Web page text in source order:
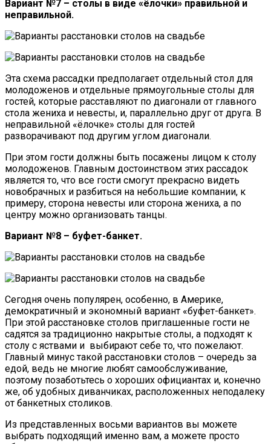
Вариант №7 – столы в виде «ёлочки» правильной и
неправильной.
Эта схема рассадки предполагает отдельный стол для
молодоженов и отдельные прямоугольные столы для
гостей, которые расставляют по диагонали от главного
стола жениха и невесты, и, параллельно друг от друга. В
неправильной «ёлочке» столы для гостей
разворачивают под другим углом диагонали.
При этом гости должны быть посажены лицом к столу
молодоженов. Главным достоинством этих рассадок
является то, что все гости смогут прекрасно видеть
новобрачных и разбиться на небольшие компании, к
примеру, сторона невесты или сторона жениха, а по
центру можно организовать танцы.
Вариант №8 – буфет-банкет.
Сегодня очень популярен, особенно, в Америке,
демократичный и экономный вариант «буфет-банкет».
При этой расстановке столов приглашенные гости не
садятся за традиционно накрытые столы, а подходят к
столу с яствами и выбирают себе то, что пожелают.
Главный минус такой расстановки столов – очередь за
едой, ведь не многие любят самообслуживание,
поэтому позаботьтесь о хороших официантах и, конечно
же, об удобных диванчиках, расположенных неподалеку
от банкетных столиков.
Из представленных восьми вариантов вы можете
выбрать подходящий именно вам, а можете просто